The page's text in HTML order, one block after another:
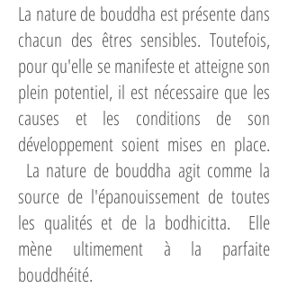
La nature de bouddha est présente dans
chacun des êtres sensibles. Toutefois,
pour qu'elle se manifeste et atteigne son
plein potentiel, il est nécessaire que les
causes et les conditions de son
développement soient mises en place.
La nature de bouddha agit comme la
source de l'épanouissement de toutes
les qualités et de la bodhicitta. Elle
mène ultimement à la parfaite
bouddhéité.